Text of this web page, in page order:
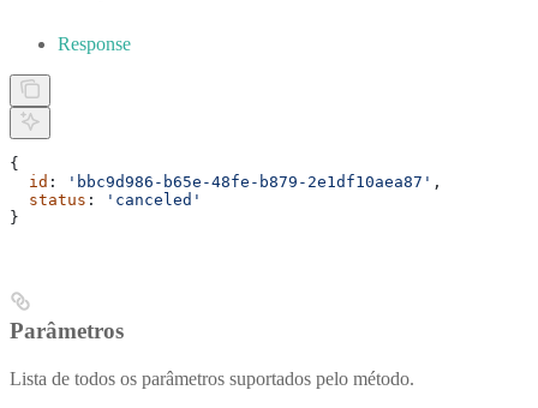
Response
{
  id
: 'bbc9d986-b65e-48fe-b879-2e1df10aea87' ,
  status
:
'canceled'
}
Parâmetros
Lista de todos os parâmetros suportados pelo método.